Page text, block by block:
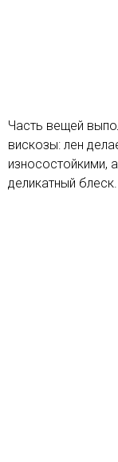
Часть вещей
вискозы: лен
износостойкими,
деликатный блеск.